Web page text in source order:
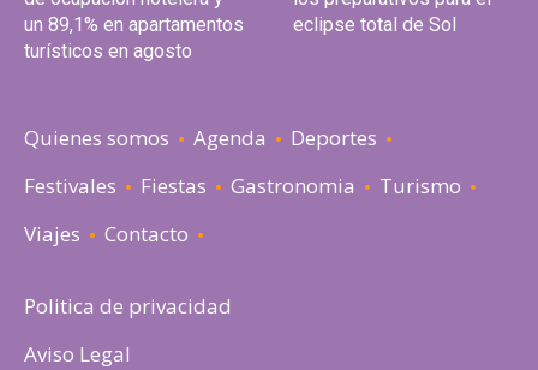
un 89,1% en apartamentos
turísticos en agosto
eclipse total de Sol
Quienes somos Agenda
Deportes
Festivales
Fiestas Gastronomia
Turismo
Viajes
Contacto
Politica de privacidad
Aviso Legal